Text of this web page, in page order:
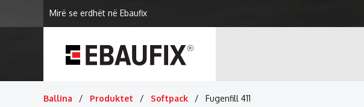
Mirë se erdhët në Ebaufix
Ballina Produktet Softpack Fugenfill 411